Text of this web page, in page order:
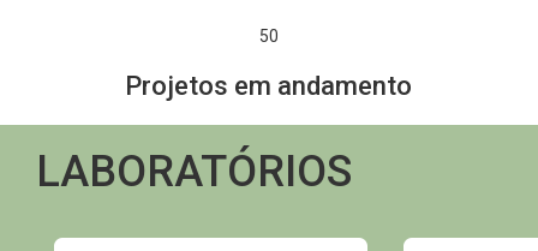
50
Projetos em andamento
LABORATÓRIOS